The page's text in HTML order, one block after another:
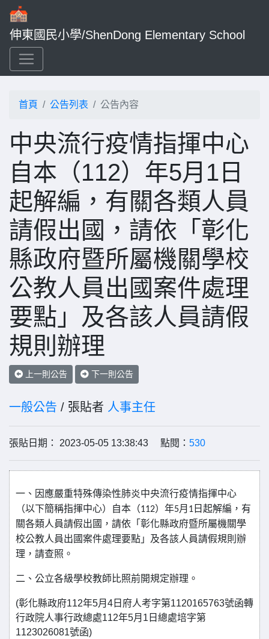
伸東國民小學/ShenDong Elementary School
首頁 公告列表 公告內容
中央流行疫情指揮中心
自本（112）年5月1日
起解編，有關各類人員
請假出國，請依「彰化
縣政府暨所屬機關學校
公教人員出國案件處理
要點」及各該人員請假
規則辦理
上一則公告 下一則公告
一般公告 / 張貼者 人事主任
張貼日期： 2023-05-05 13:38:43 點閱： 530
一、因應嚴重特殊傳染性肺炎中央流行疫情指揮中心
（以下簡稱指揮中心）自本（112）年5月 1 日起解編，有
關各類人員請假出國，請依「彰化縣政府暨所屬機關學
校公教人員出國案件處理要點」及各該人員請假規則辦
理，請查照。
二、公立各級學校教師比照前開規定辦理。
(彰化縣政府112年5月 4 日府人考字第1120165763號函轉
行政院人事行政總處112年5月 1 日總處培字第
1123026081號函)